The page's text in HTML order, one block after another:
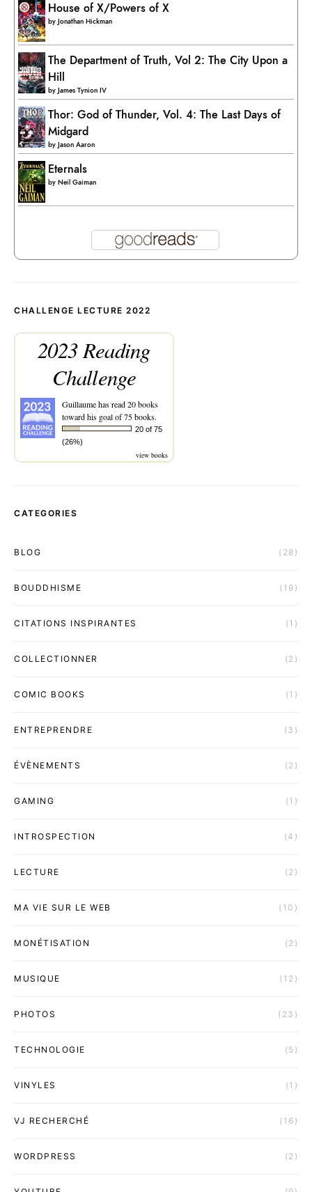
House of X/Powers of X
byJonathan Hickman
The Department of Truth, Vol 2: The City Upon a
Hill
byJames Tynion IV
Thor: God of Thunder, Vol. 4: The Last Days of
Midgard
byJason Aaron
Eternals
by Neil Gaiman
CHALLENGE LECTURE 2022
2023 Reading
Challenge
Guillaumehas read 20 books
toward his goal of 75 books.
20 of 75
(26%)
view books
CATEGORIES
BLOG (28)
BOUDDHISME (19)
CITATIONS INSPIRANTES (1)
COLLECTIONNER (2)
COMIC BOOKS (1)
ENTREPRENDRE (3)
ÉVÈNEMENTS (2)
GAMING (1)
INTROSPECTION (4)
LECTURE (2)
MA VIE SUR LE WEB (10)
MONÉTISATION (2)
MUSIQUE (12)
PHOTOS (23)
TECHNOLOGIE (5)
VINYLES (1)
VJ RECHERCHÉ (16)
WORDPRESS (2)